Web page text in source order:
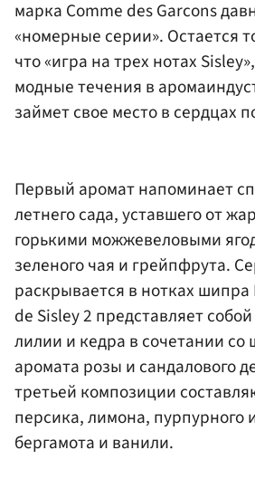
марка Comme des Garcons
«номерные серии». Остается
что «игра на трех нотах
модные течения в
займет свое место в сердцах
Первый аромат напоминает
летнего сада, уставшего от
горькими можжевеловыми
зеленого чая и грейпфрута.
раскрывается в нотках шипра
de Sisley 2 представляет
лилии и кедра в сочетании
аромата розы и сандалового
третьей композиции
персика, лимона, пурпурного
бергамота и ванили.